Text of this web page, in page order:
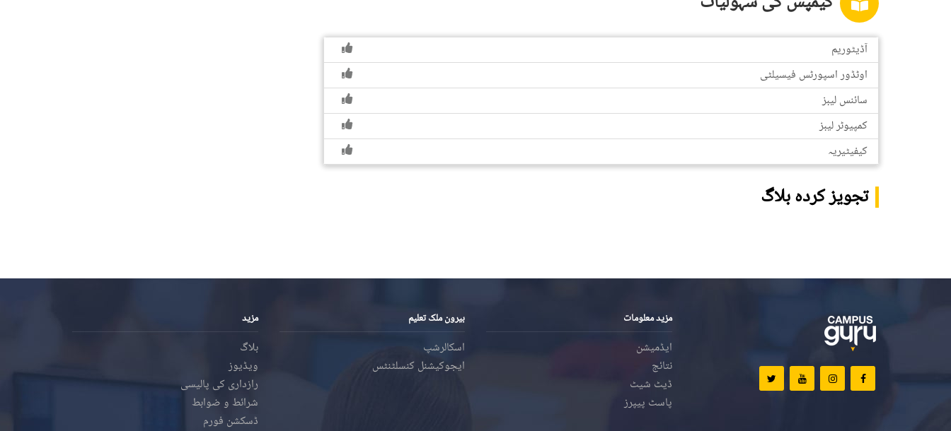
آڈیٹوریم
اوٹڈور اسپورٹس فیسیلٹی
سائنس لیبز
کمپیوٹر لیبز
کیفیٹیریہ
تجویز کردہ بلاگ
مزید معلومات
ایڈمیشن
نتائج
ڈیٹ شیٹ
پاسٹ پیپرز
بیرون ملک تعلیم
اسکالرشپ
ایجوکیشنل کنسلٹنٹس
مزید
بلاگ
ویڈیوز
رازداری کی پالیسی
شرائط و ضوابط
ڈسکشن فورم